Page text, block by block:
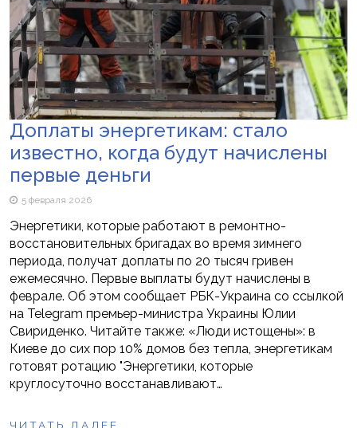
Доплаты энергетикам: стало
известно, когда будут начислены
первые деньги
5 февраля 2026
Энергетики, которые работают в ремонтно-
восстановительных бригадах во время зимнего
периода, получат доплаты по 20 тысяч гривен
ежемесячно. Первые выплаты будут начислены в
феврале. Об этом сообщает РБК-Украина со ссылкой
на Telegram премьер-министра Украины Юлии
Свириденко. Читайте также: «Люди истощены»: в
Киеве до сих пор 10% домов без тепла, энергетикам
готовят ротацию "Энергетики, которые
круглосуточно восстанавливают…
ЧИТАТЬ ДАЛЕЕ